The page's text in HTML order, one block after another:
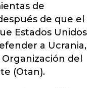
de
de que el
Estados Unidos
a Ucrania,
del
(Otan).